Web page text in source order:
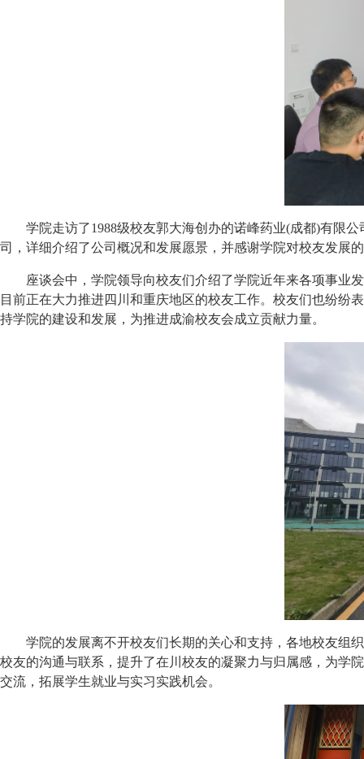
学院走访了1988级校友郭大海创办的诺峰药业(成都)有限
司，详细介绍了公司概况和发展愿景，并感谢学院对校友发展
座谈会中，学院领导向校友们介绍了学院近年来各项事业
目前正在大力推进四川和重庆地区的校友工作。校友们也纷纷
持学院的建设和发展，为推进成渝校友会成立贡献力量。
学院的发展离不开校友们长期的关心和支持，各地校友组
校友的沟通与联系，提升了在川校友的凝聚力与归属感，为学
交流，拓展学生就业与实习实践机会。